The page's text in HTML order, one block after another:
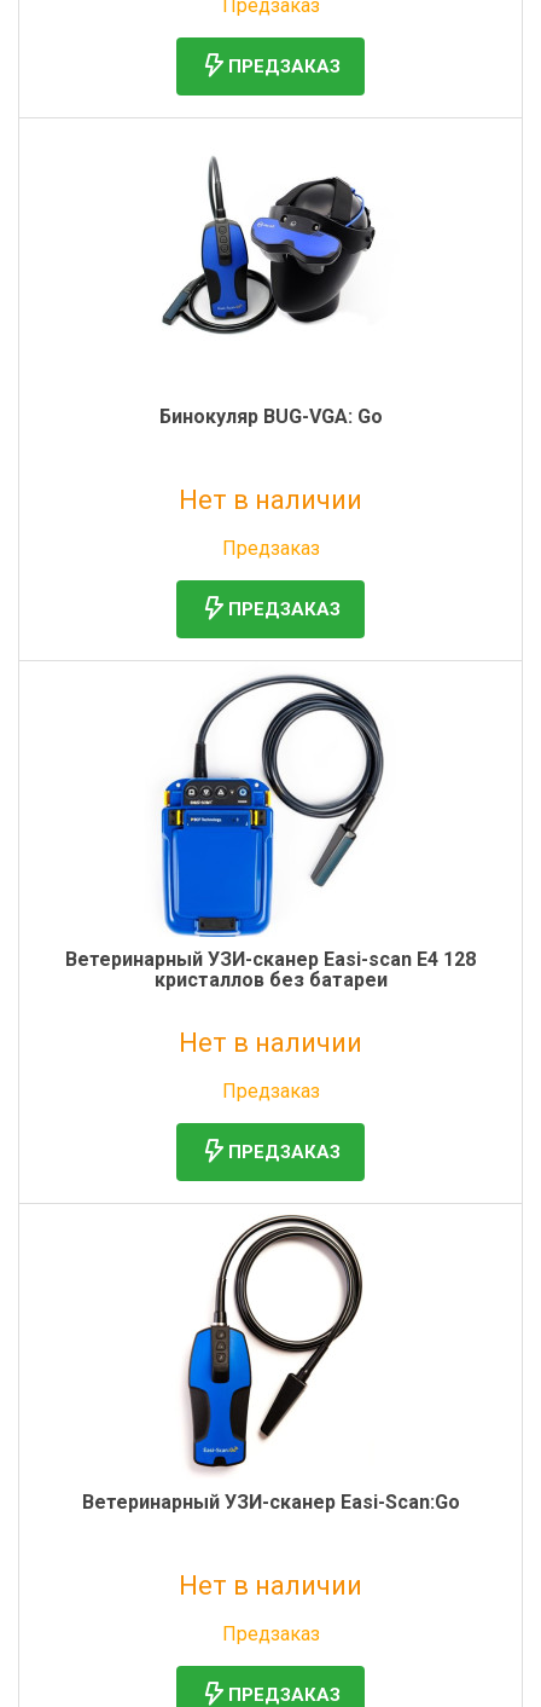
Предзаказ
ПРЕДЗАКАЗ
Бинокуляр BUG-VGA: Go
Нет в наличии
Предзаказ
ПРЕДЗАКАЗ
Ветеринарный УЗИ-сканер Easi-scan E4 128
кристаллов без батареи
Нет в наличии
Предзаказ
ПРЕДЗАКАЗ
Ветеринарный УЗИ-сканер Easi-Scan:Go
Нет в наличии
Предзаказ
ПРЕДЗАКАЗ